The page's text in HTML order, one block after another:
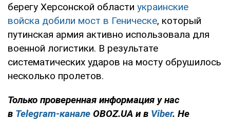
берегу Херсонской области украинские
войска добили мост в Геническе, который
путинская армия активно использовала для
военной логистики. В результате
систематических ударов на мосту обрушилось
несколько пролетов.
Только проверенная информация у нас
в Telegram-канале OBOZ.UA и в Viber. Не